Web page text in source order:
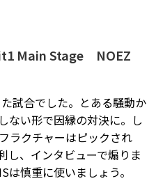
Main Stage NOEZ
試合でした。とある騒動か
ない形で因縁の対決に。し
ラクチャーはピックされ
し、インタビューで煽りま
慎重に使いましょう。